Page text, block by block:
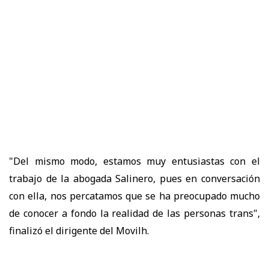
"Del mismo modo, estamos muy entusiastas con el
trabajo de la abogada Salinero, pues en conversación
con ella, nos percatamos que se ha preocupado mucho
de conocer a fondo la realidad de las personas trans",
finalizó el dirigente del Movilh.